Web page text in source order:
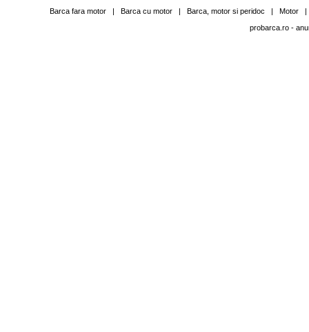
Barca fara motor | Barca cu motor | Barca, motor si peridoc | Motor
probarca.ro -